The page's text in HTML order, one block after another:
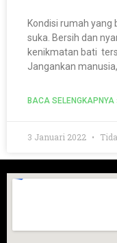
Kondisi rumah yang
suka. Bersih dan
kenikmatan bati
Jangankan manusia,
BACA SELENGKAPNYA
3 Januari 2022